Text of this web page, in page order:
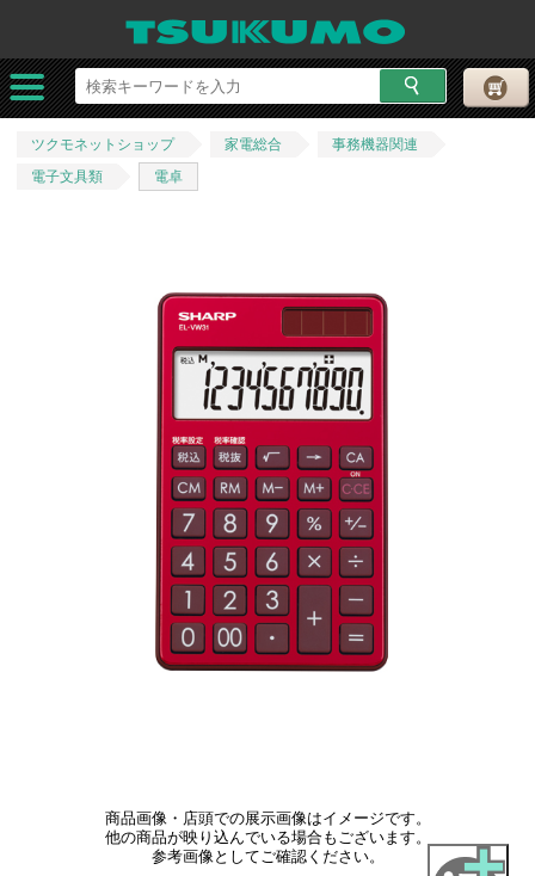
ツクモネットショップ 家電総合
事務機器関連
電子文具類
電卓
商品画像・店頭での展示画像はイメージです。
他の商品が映り込んでいる場合もございます。
参考画像としてご確認ください。